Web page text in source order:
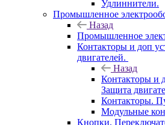
Удлиннители.
Промышленное
Назад
Промышленное
Контакторы и доп
двигателей.
Назад
Контакторы и
Защита
Контакторы.
Модульные
Кнопки.